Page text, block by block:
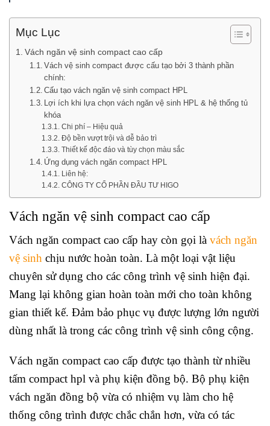
Mục Lục
Vách ngăn vệ sinh compact cao cấp
Vách vệ sinh compact được cấu tạo bởi 3 thành phần
chính:
Cấu tạo vách ngăn vệ sinh compact HPL
Lợi ích khi lựa chọn vách ngăn vệ sinh HPL & hệ thống tủ
khóa
Chi phí – Hiệu quả
Độ bền vượt trội và dễ bảo trì
Thiết kế độc đáo và tùy chọn màu sắc
Ứng dụng vách ngăn compact HPL
Liên hệ:
CÔNG TY CỔ PHẦN ĐẦU TƯ HIGO
Vách ngăn vệ sinh compact cao cấp
Vách ngăn compact cao cấp hay còn gọi là vách ngăn
vệ sinh chịu nước hoàn toàn. Là một loại vật liệu
chuyên sử dụng cho các công trình vệ sinh hiện đại.
Mang lại không gian hoàn toàn mới cho toàn không
gian thiết kế. Đảm bảo phục vụ được lượng lớn người
dùng nhất là trong các công trình vệ sinh công cộng.
Vách ngăn compact cao cấp được tạo thành từ nhiều
tấm compact hpl và phụ kiện đồng bộ. Bộ phụ kiện
vách ngăn đồng bộ vừa có nhiệm vụ làm cho hệ
thống công trình được chắc chắn hơn, vừa có tác